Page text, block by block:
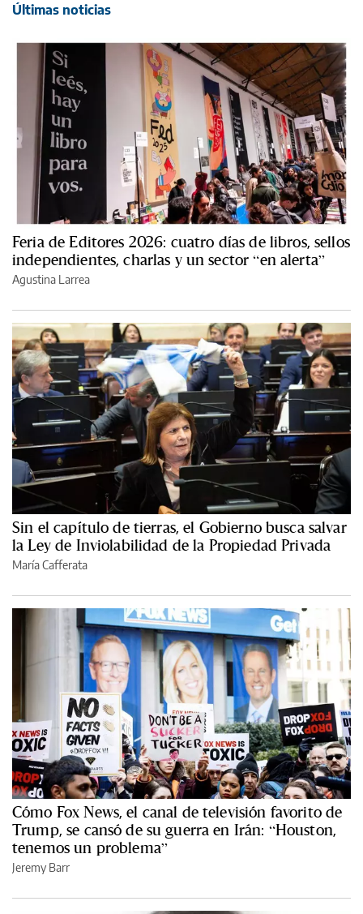
Últimas noticias
Feria de Editores 2026: cuatro días de libros, sellos
independientes, charlas y un sector “en alerta”
Agustina Larrea
Sin el capítulo de tierras, el Gobierno busca salvar
la Ley de Inviolabilidad de la Propiedad Privada
María Cafferata
Cómo Fox News, el canal de televisión favorito de
Trump, se cansó de su guerra en Irán: “Houston,
tenemos un problema”
Jeremy Barr